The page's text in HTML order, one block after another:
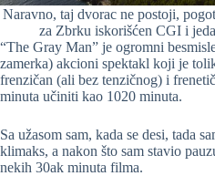
Naravno, taj dvorac ne postoji,
za Zbrku iskorišćen CGI i
“The Gray Man” je ogromni
zamerka) akcioni spektakl koji je
frenzičan (ali bez tenzičnog) i
minuta učiniti kao 1020 minuta.
Sa užasom sam, kada se desi, tada
klimaks, a nakon što sam stavio
nekih 30ak minuta filma.